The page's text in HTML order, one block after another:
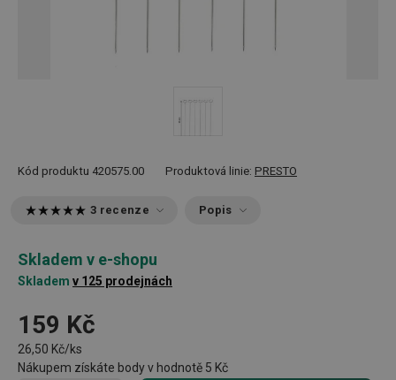
Kód produktu 420575.00 Produktová linie: PRESTO
3 recenze Popis
Skladem v e-shopu
Skladem v 125 prodejnách
159 Kč
26,50 Kč/ks
Nákupem získáte body v hodnotě 5 Kč